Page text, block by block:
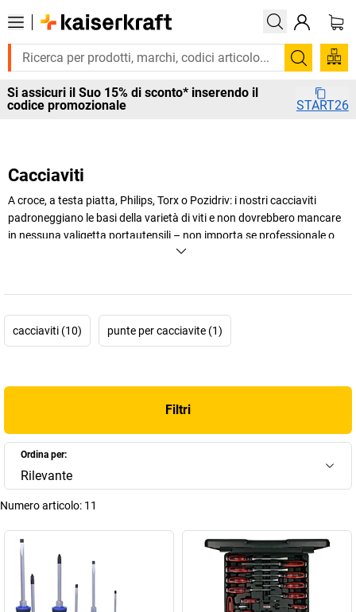
Cerca
Si assicuri il Suo 15% di sconto* inserendo il
codice promozionale
START26
Cacciaviti
A croce, a testa piatta, Philips, Torx o Pozidriv: i nostri cacciaviti
padroneggiano le basi della varietà di viti e non dovrebbero mancare
in nessuna valigetta portautensili – non importa se professionale o
cacciaviti (10) punte per cacciavite (1)
Filtri
Ordina per:
Rilevante
Numero articolo: 11